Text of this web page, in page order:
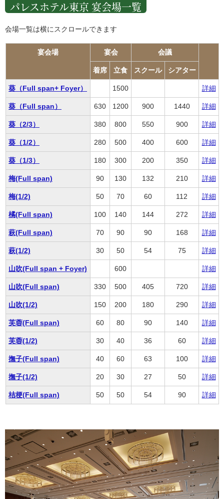
パレスホテル東京 宴会場一覧
会場一覧は横にスクロールできます
宴会場 宴会 会議
着席 立食 スクール シアター
葵（Full span+ Foyer） 1500 詳細
葵（Full span） 630 1200 900 1440 詳細
葵（2/3） 380 800 550 900 詳細
葵（1/2） 280 500 400 600 詳細
葵（1/3） 180 300 200 350 詳細
梅(Full span) 90 130 132 210 詳細
梅(1/2) 50 70 60 112 詳細
橘(Full span) 100 140 144 272 詳細
萩(Full span) 70 90 90 168 詳細
萩(1/2) 30 50 54 75 詳細
山吹(Full span + Foyer) 600 詳細
山吹(Full span) 330 500 405 720 詳細
山吹(1/2) 150 200 180 290 詳細
芙蓉(Full span) 60 80 90 140 詳細
芙蓉(1/2) 30 40 36 60 詳細
撫子(Full span) 40 60 63 100 詳細
撫子(1/2) 20 30 27 50 詳細
桔梗(Full span) 50 50 54 90 詳細